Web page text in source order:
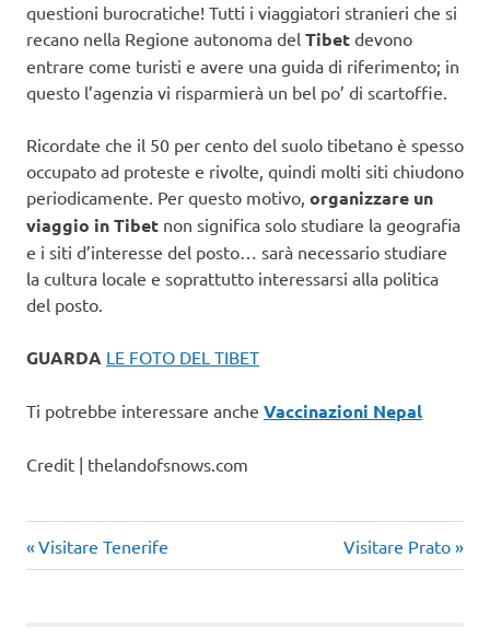
questioni burocratiche! Tutti i viaggiatori stranieri che si
recano nella Regione autonoma del Tibet devono
entrare come turisti e avere una guida di riferimento; in
questo l’agenzia vi risparmierà un bel po’ di scartoffie.
Ricordate che il 50 per cento del suolo tibetano è spesso
occupato ad proteste e rivolte, quindi molti siti chiudono
periodicamente. Per questo motivo, organizzare un
viaggio in Tibet non significa solo studiare la geografia
e i siti d’interesse del posto… sarà necessario studiare
la cultura locale e soprattutto interessarsi alla politica
del posto.
GUARDA LE FOTO DEL TIBET
Ti potrebbe interessare anche Vaccinazioni Nepal
Credit | thelandofsnows.com
Navigazione
Articolo
precedente:
Visitare Tenerife
Articolo
successivo:
Visitare Prato